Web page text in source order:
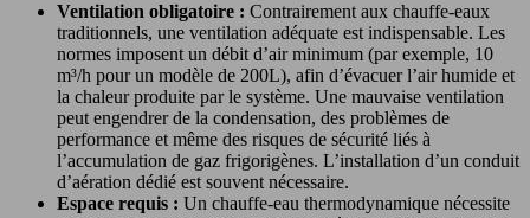
Ventilation obligatoire : Contrairement aux chauffe-eaux
traditionnels, une ventilation adéquate est indispensable. Les
normes imposent un débit d’air minimum (par exemple, 10
m³/h pour un modèle de 200L), afin d’évacuer l’air humide et
la chaleur produite par le système. Une mauvaise ventilation
peut engendrer de la condensation, des problèmes de
performance et même des risques de sécurité liés à
l’accumulation de gaz frigorigènes. L’installation d’un conduit
d’aération dédié est souvent nécessaire.
Espace requis : Un chauffe-eau thermodynamique nécessite